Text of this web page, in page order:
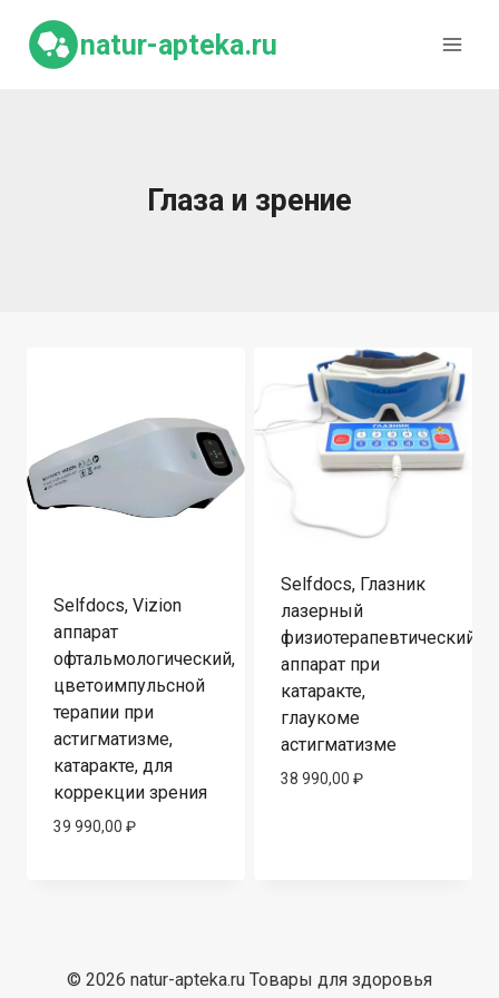
содержимому
natur-apteka.ru
Глаза и зрение
Selfdocs, Vizion
аппарат
офтальмологический,
цветоимпульсной
терапии при
астигматизме,
катаракте, для
коррекции зрения
39 990,00 ₽
Selfdocs, Глазник
лазерный
физиотерапевтический
аппарат при
катаракте,
глаукоме
астигматизме
38 990,00 ₽
© 2026 natur-apteka.ru Товары для здоровья